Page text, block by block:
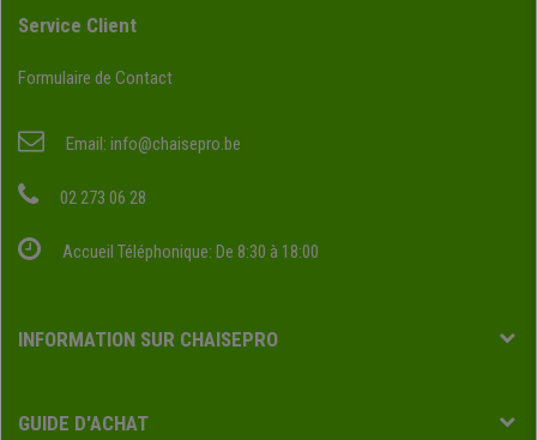
Service Client
Formulaire de Contact
Email: info@chaisepro.be
02 273 06 28
Accueil Téléphonique: De 8:30 à 18:00
INFORMATION SUR CHAISEPRO
GUIDE D'ACHAT